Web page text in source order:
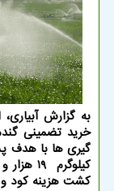
به گزارش
گیری ها با هدف
کشت هزینه کود و